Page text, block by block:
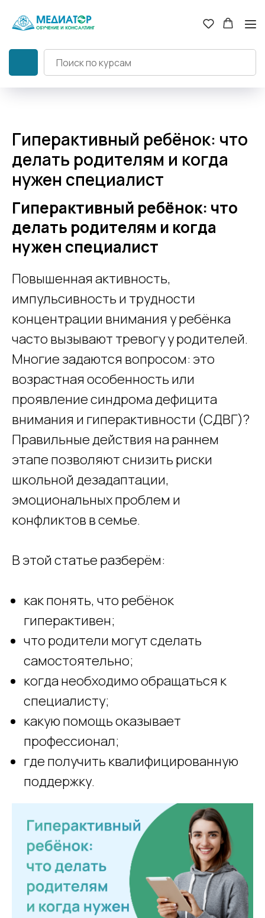
Гиперактивный ребёнок: что
делать родителям и когда
нужен специалист
Гиперактивный ребёнок: что
делать родителям и когда
нужен специалист
Повышенная активность,
импульсивность и трудности
концентрации внимания у ребёнка
часто вызывают тревогу у родителей.
Многие задаются вопросом: это
возрастная особенность или
проявление синдрома дефицита
внимания и гиперактивности (СДВГ)?
Правильные действия на раннем
этапе позволяют снизить риски
школьной дезадаптации,
эмоциональных проблем и
конфликтов в семье.
В этой статье разберём:
как понять, что ребёнок
гиперактивен;
что родители могут сделать
самостоятельно;
когда необходимо обращаться к
специалисту;
какую помощь оказывает
профессионал;
где получить квалифицированную
поддержку.